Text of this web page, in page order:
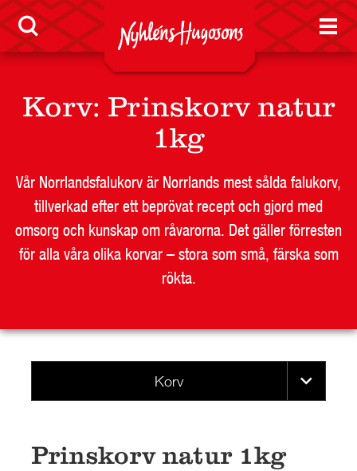
Korv: Prinskorv natur
1kg
Vår Norrlandsfalukorv är Norrlands mest sålda falukorv,
tillverkad efter ett beprövat recept och gjord med
omsorg och kunskap om råvarorna. Det gäller förresten
för alla våra olika korvar – stora som små, färska som
rökta.
Korv
Prinskorv natur 1kg